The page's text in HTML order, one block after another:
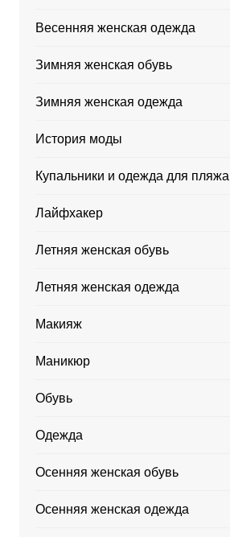
Весенняя женская одежда
Зимняя женская обувь
Зимняя женская одежда
История моды
Купальники и одежда для пляжа
Лайфхакер
Летняя женская обувь
Летняя женская одежда
Макияж
Маникюр
Обувь
Одежда
Осенняя женская обувь
Осенняя женская одежда